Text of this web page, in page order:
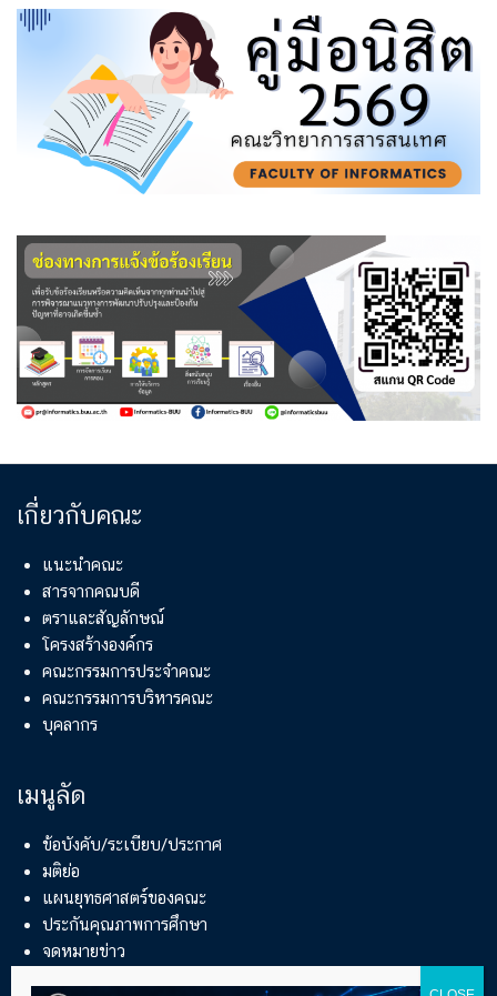
เกี่ยวกับคณะ
แนะนำคณะ
สารจากคณบดี
ตราและสัญลักษณ์
โครงสร้างองค์กร
คณะกรรมการประจำคณะ
คณะกรรมการบริหารคณะ
บุคลากร
เมนูลัด
ข้อบังคับ/ระเบียบ/ประกาศ
มติย่อ
แผนยุทธศาสตร์ของคณะ
ประกันคุณภาพการศึกษา
จดหมายข่าว